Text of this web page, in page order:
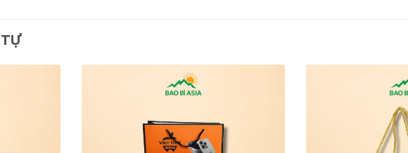
hoặc bán mang đi.
màu sống động).
hiệu:
Diện tích túi đủ để in logo, tên thương hiệu hoặc thông điệp
hàng.
Thích hợp cho cửa hàng bánh kẹo, quà tặng nhỏ, sản phẩm handmade,